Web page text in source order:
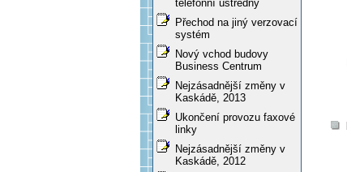
telefonní ústředny
Přechod na jiný verzovací
systém
Nový vchod budovy
Business Centrum
Nejzásadnější změny v
Kaskádě, 2013
Ukončení provozu faxové
linky
Nejzásadnější změny v
Kaskádě, 2012